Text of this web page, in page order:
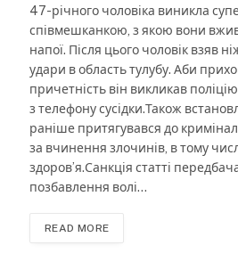
47-річного чоловіка виникла
співмешканкою, з якою вони
напої. Після цього чоловік взяв
удари в область тулубу. Аби
причетність він викликав
з телефону сусідки.Також
раніше притягувався до
за вчинення злочинів, в тому
здоров’я.Санкція статті
позбавлення волі…
READ MORE